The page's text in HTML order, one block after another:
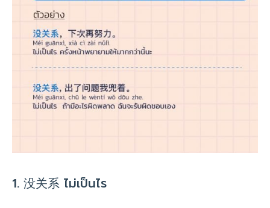
1. 没关系 ไม่เป็นไร